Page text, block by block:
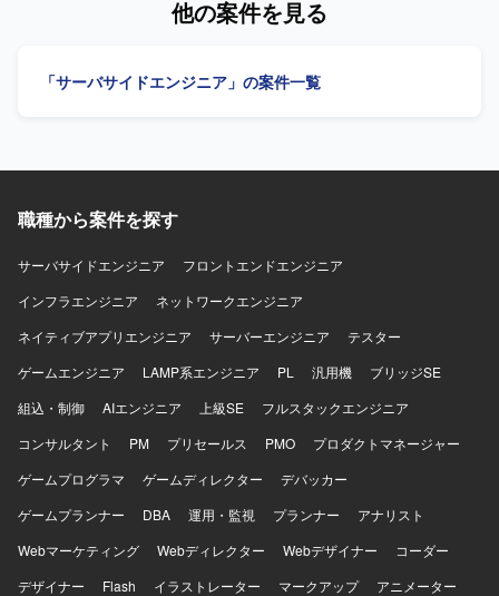
れる方を求めております。 【ポジションの魅力】 小規模な
力や品質向上の経験を積むことができます。 【開発環境】
トエンド開発を行っていただきます。アーキテクチャとし
となります。
他の案件を見る
「サーバサイドエンジニア」の案件一覧
職種から案件を探す
サーバサイドエンジニア
フロントエンドエンジニア
インフラエンジニア
ネットワークエンジニア
ネイティブアプリエンジニア
サーバーエンジニア
テスター
ゲームエンジニア
LAMP系エンジニア PL 汎用機
ブリッジSE
組込・制御
AIエンジニア 上級SE
フルスタックエンジニア
コンサルタント
PM プリセールス PMO
プロダクトマネージャー
ゲームプログラマ
ゲームディレクター
デバッカー
ゲームプランナー
DBA 運用・監視 プランナー
アナリスト
Webマーケティング
Webディレクター Webデザイナー
コーダー
デザイナー
Flash イラストレーター マークアップ
アニメーター